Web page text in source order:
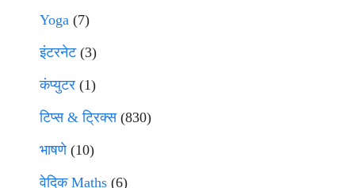
Yoga (7)
इंटरनेट(3)
कंप्युटर (1)
टिप्स & ट्रिक्स(830)
भाषणे(10)
वेदिक Maths (6)